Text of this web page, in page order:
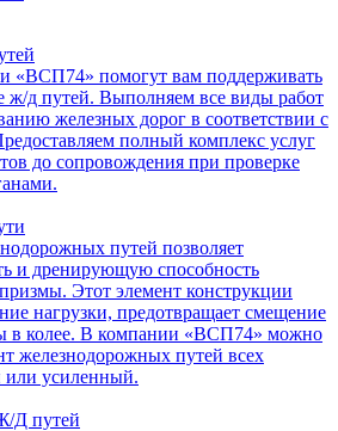
«ВСП74» помогут вам поддерживать
ж/д путей. Выполняем все виды работ
железных дорог в соответствии с
полный комплекс услуг
до сопровождения при проверке
путей позволяет
и дренирующую способность
Этот элемент конструкции
нагрузки, предотвращает смещение
в колее. В компании «ВСП74» можно
железнодорожных путей всех
усиленный.
Д путей